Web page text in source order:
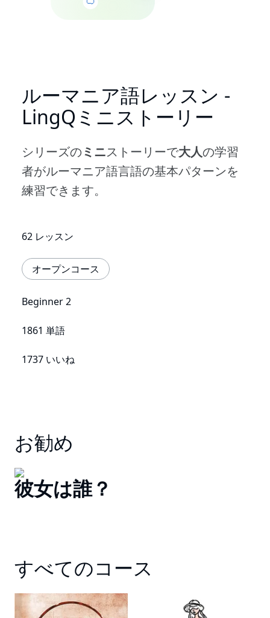
ルーマニア語レッスン -
LingQミニストーリー
シリーズのミニストーリーで大人の学習
者がルーマニア語言語の基本パターンを
練習できます。
62 レッスン
オープンコース
Beginner 2
1861 単語
1737 いいね
お勧め
彼女は誰？
すべてのコース